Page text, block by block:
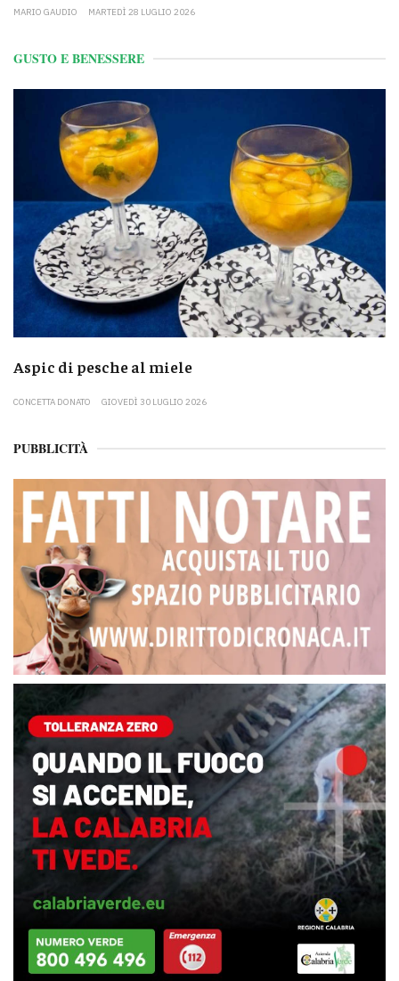
MARIO GAUDIO MARTEDÌ 28 LUGLIO 2026
GUSTO E BENESSERE
Aspic di pesche al miele
CONCETTA DONATO GIOVEDÌ 30 LUGLIO 2026
PUBBLICITÀ